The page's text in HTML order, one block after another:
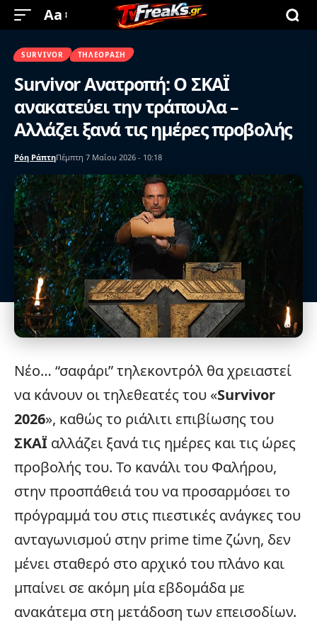
Aa
SURVIVOR ΤΗΛΕΌΡΑΣΗ
Survivor Ανατροπή: Ο ΣΚΑΪ
ανακατεύει την τράπουλα –
Αλλάζει ξανά τις ημέρες προβολής
Ρόη ΡάπτηΠέμπτη 7 Μαΐου 2026 - 10:18
Νέο… “σαφάρι” τηλεκοντρόλ θα χρειαστεί
να κάνουν οι τηλεθεατές του «Survivor
2026», καθώς το ριάλιτι επιβίωσης του
ΣΚΑΪ αλλάζει ξανά τις ημέρες και τις ώρες
προβολής του. Το κανάλι του Φαλήρου,
στην προσπάθειά του να προσαρμόσει το
πρόγραμμά του στις πιεστικές ανάγκες του
ανταγωνισμού στην prime time ζώνη, δεν
μένει σταθερό στο αρχικό του πλάνο και
μπαίνει σε ακόμη μία εβδομάδα με
ανακάτεμα στη μετάδοση των επεισοδίων.